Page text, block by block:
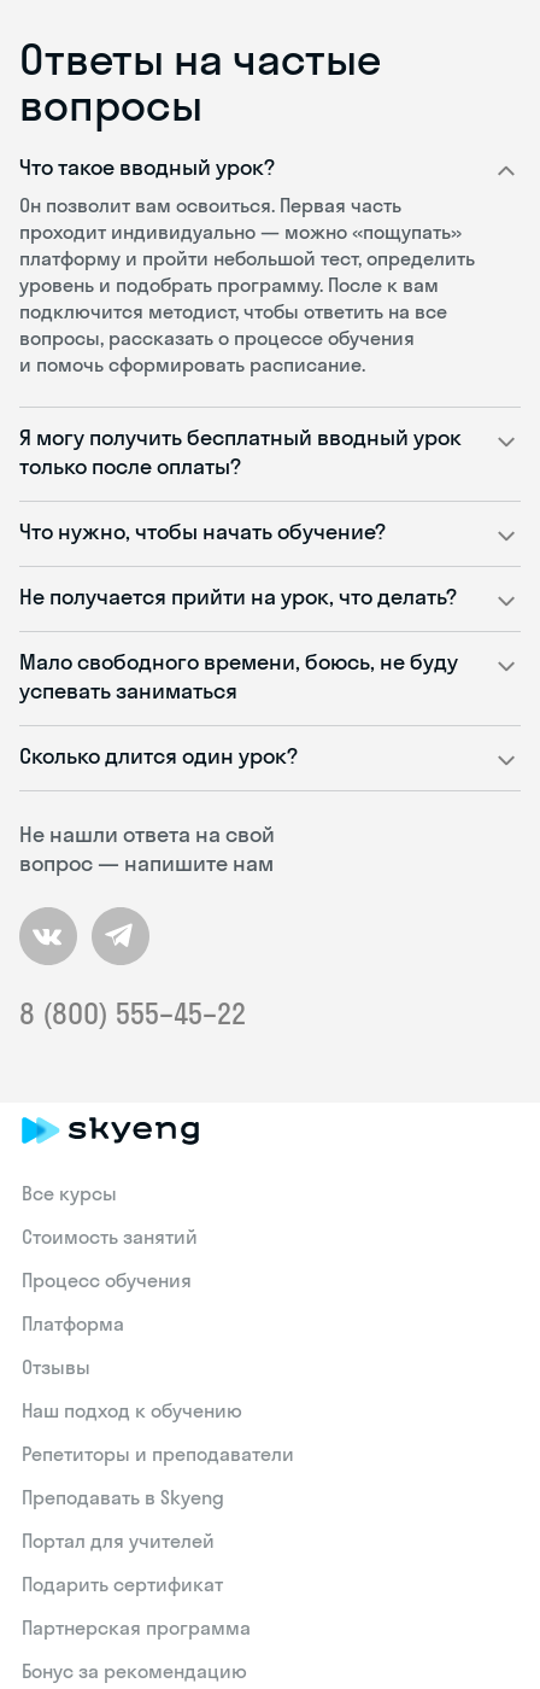
Ответы на частые
вопросы
Не нашли ответа на свой
вопрос — напишите нам
8 (800) 555–45–22
Что такое вводный урок?
Он позволит вам освоиться. Первая часть
проходит индивидуально — можно «пощупать»
платформу и пройти небольшой тест, определить
уровень и подобрать программу. После к вам
подключится методист, чтобы ответить на все
вопросы, рассказать о процессе обучения
и помочь сформировать расписание.
Я могу получить бесплатный вводный урок
только после оплаты?
Что нужно, чтобы начать обучение?
Не получается прийти на урок, что делать?
Мало свободного времени, боюсь, не буду
успевать заниматься
Сколько длится один урок?
Все курсы
Стоимость занятий
Процесс обучения
Платформа
Отзывы
Наш подход к обучению
Репетиторы и преподаватели
Преподавать в Skyeng
Портал для учителей
Подарить сертификат
Партнерская программа
Бонус за рекомендацию